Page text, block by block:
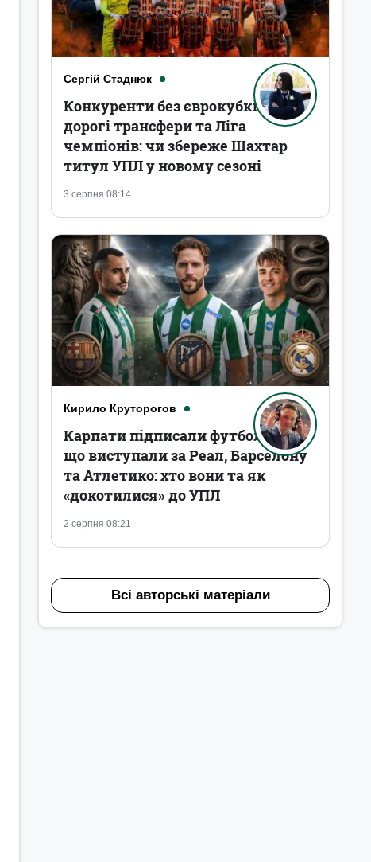
Сергій Стаднюк
3 серпня 08:14
Конкуренти без єврокубків,
дорогі трансфери та Ліга
чемпіонів: чи збереже Шахтар
титул УПЛ у новому сезоні
Кирило Круторогов
2 серпня 08:21
Карпати підписали футболістів,
що виступали за Реал, Барселону
та Атлетико: хто вони та як
«докотилися» до УПЛ
Всі авторські матеріали